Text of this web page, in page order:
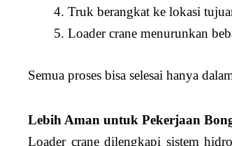
Truk berangkat ke lokasi
Loader crane menurunkan
Semua proses bisa selesai hanya
Lebih Aman untuk Pekerjaan
Loader crane dilengkapi sistem